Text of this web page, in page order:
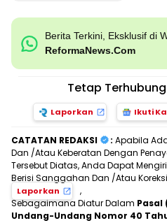
Berita Terkini, Eksklusif di
ReformaNews.Com
Tetap
Laporkan Ikuti
CATATAN REDAKSI : Apabila
Dan /Atau Keberatan Dengan
Tersebut Diatas, Anda Dapat
Berisi Sanggahan Dan /Atau
Laporkan
,
Sebagaimana Diatur Dalam Pasal
Undang-Undang Nomor 40